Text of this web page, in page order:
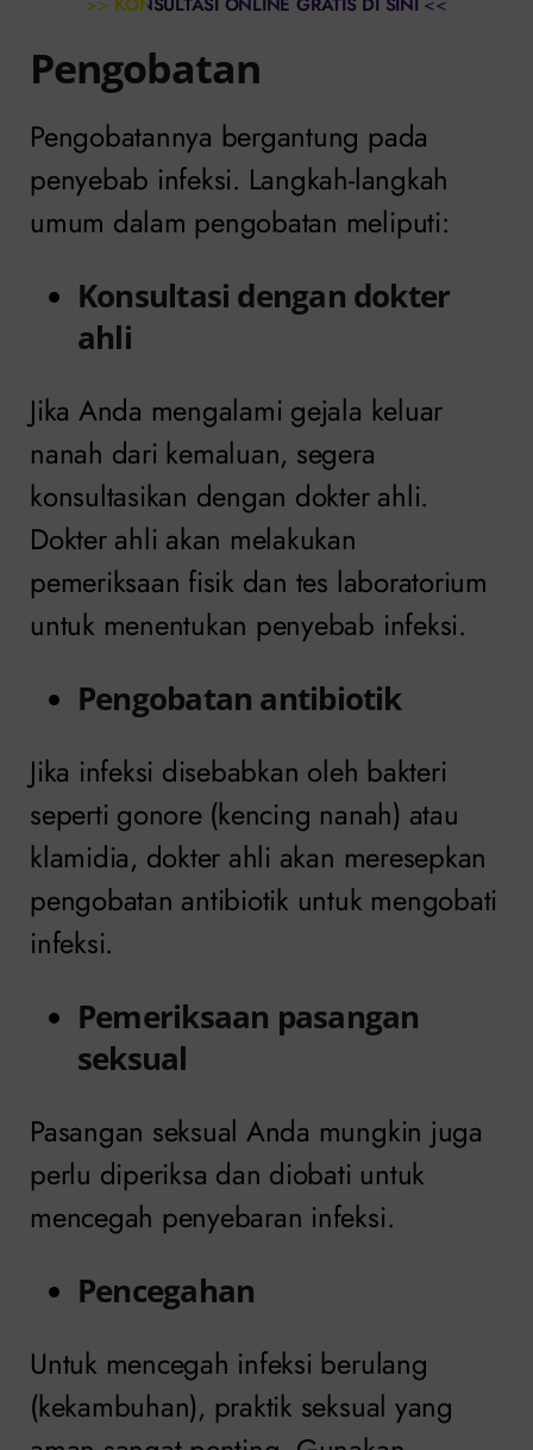
>> KONSULTASI ONLINE GRATIS DI SINI <<
Pengobatan
Pengobatannya bergantung pada
penyebab infeksi. Langkah-langkah
umum dalam pengobatan meliputi:
Konsultasi dengan dokter
ahli
Jika Anda mengalami gejala keluar
nanah dari kemaluan, segera
konsultasikan dengan dokter ahli.
Dokter ahli akan melakukan
pemeriksaan fisik dan tes laboratorium
untuk menentukan penyebab infeksi.
Pengobatan antibiotik
Jika infeksi disebabkan oleh bakteri
seperti gonore (kencing nanah) atau
klamidia, dokter ahli akan meresepkan
pengobatan antibiotik untuk mengobati
infeksi.
Pemeriksaan pasangan
seksual
Pasangan seksual Anda mungkin juga
perlu diperiksa dan diobati untuk
mencegah penyebaran infeksi.
Pencegahan
Untuk mencegah infeksi berulang
(kekambuhan), praktik seksual yang